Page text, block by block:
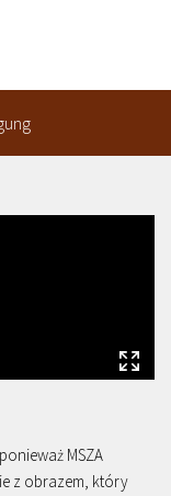
MSZA
z obrazem, który